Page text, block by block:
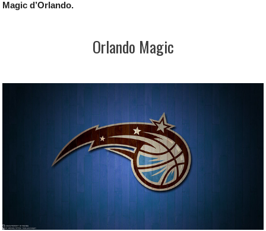
Magic d’Orlando.
Orlando Magic